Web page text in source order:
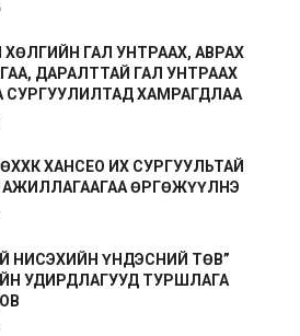
ХӨЛГИЙН ГАЛ УНТРААХ, АВРАХ
ДАРАЛТТАЙ ГАЛ УНТРААХ
СУРГУУЛИЛТАД ХАМРАГДЛАА
ХАНСЕО ИХ СУРГУУЛЬТАЙ
ӨРГӨЖҮҮЛНЭ
НИСЭХИЙН ҮНДЭСНИЙ ТӨВ”
УДИРДЛАГУУД ТУРШЛАГА